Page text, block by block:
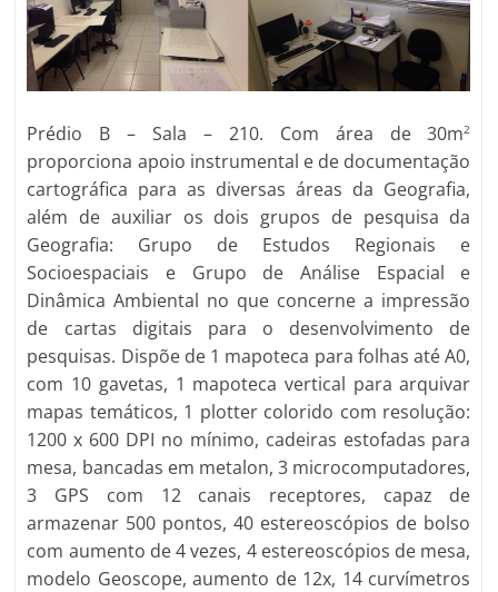
Prédio B – Sala – 210. Com área de 30m2
proporciona apoio instrumental e de documentação
cartográfica para as diversas áreas da Geografia,
além de auxiliar os dois grupos de pesquisa da
Geografia: Grupo de Estudos Regionais e
Socioespaciais e Grupo de Análise Espacial e
Dinâmica Ambiental no que concerne a impressão
de cartas digitais para o desenvolvimento de
pesquisas. Dispõe de 1 mapoteca para folhas até A0,
com 10 gavetas, 1 mapoteca vertical para arquivar
mapas temáticos, 1 plotter colorido com resolução:
1200 x 600 DPI no mínimo, cadeiras estofadas para
mesa, bancadas em metalon, 3 microcomputadores,
3 GPS com 12 canais receptores, capaz de
armazenar 500 pontos, 40 estereoscópios de bolso
com aumento de 4 vezes, 4 estereoscópios de mesa,
modelo Geoscope, aumento de 12x, 14 curvímetros